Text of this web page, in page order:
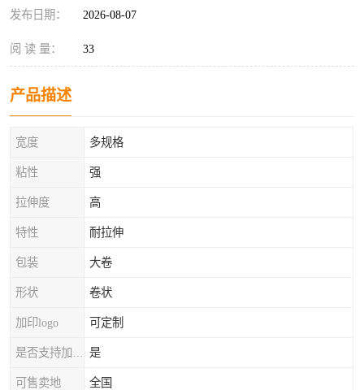
发布日期： 2026-08-07
阅 读 量： 33
产品描述
宽度 多规格
粘性 强
拉伸度 高
特性 耐拉伸
包装 大卷
形状 卷状
加印logo 可定制
是
可售卖地 全国